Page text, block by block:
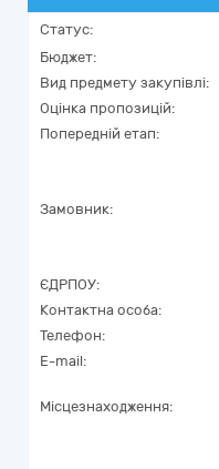
Статус:
Бюджет:
Вид предмету закупівлі:
Оцінка пропозицій:
Попередній етап:
Замовник:
ЄДРПОУ:
Контактна особа:
Телефон:
E-mail:
Місцезнаходження: